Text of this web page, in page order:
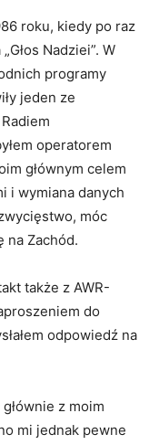
roku, kiedy po raz
Nadziei”. W
programy
jeden ze
operatorem
głównym celem
i wymiana danych
móc
na Zachód.
także z AWR-
do
odpowiedź na
z moim
mi jednak pewne